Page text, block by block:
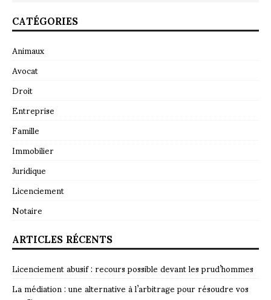
CATÉGORIES
Animaux
Avocat
Droit
Entreprise
Famille
Immobilier
Juridique
Licenciement
Notaire
ARTICLES RÉCENTS
Licenciement abusif : recours possible devant les prud’hommes
La médiation : une alternative à l’arbitrage pour résoudre vos